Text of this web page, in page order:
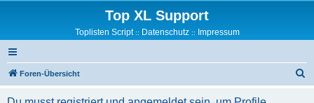
Top XL Support
Toplisten Script:: Datenschutz:: Impressum
Foren-Übersicht